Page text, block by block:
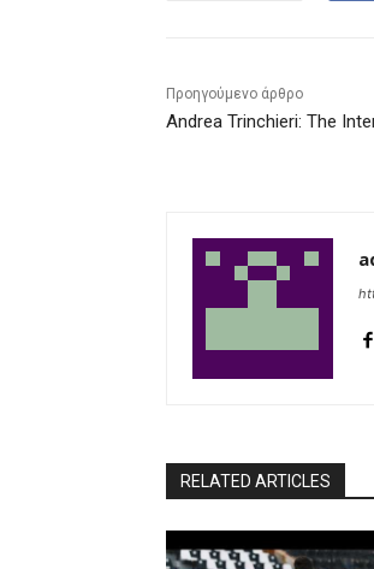
Προηγούμενο άρθρο
Andrea Trinchieri: The
RELATED ARTICLES